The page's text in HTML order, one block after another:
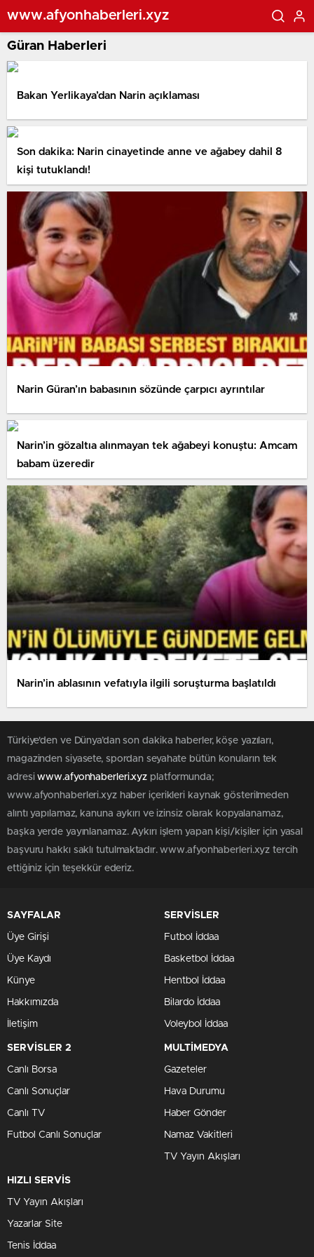
www.afyonhaberleri.xyz
Güran Haberleri
Bakan Yerlikaya’dan Narin açıklaması
Son dakika: Narin cinayetinde anne ve ağabey dahil 8
kişi tutuklandı!
Narin Güran’ın babasının sözünde çarpıcı ayrıntılar
Narin’in gözaltıa alınmayan tek ağabeyi konuştu: Amcam
babam üzeredir
Narin’in ablasının vefatıyla ilgili soruşturma başlatıldı
Türkiye'den ve Dünya’dan son dakika haberler, köşe yazıları,
magazinden siyasete, spordan seyahate bütün konuların tek
adresiwww.afyonhaberleri.xyz platformunda;
www.afyonhaberleri.xyz haber içerikleri kaynak gösterilmeden
alıntı yapılamaz, kanuna aykırı ve izinsiz olarak kopyalanamaz,
başka yerde yayınlanamaz. Aykırı işlem yapan kişi/kişiler için yasal
başvuru hakkı saklı tutulmaktadır. www.afyonhaberleri.xyz tercih
ettiğiniz için teşekkür ederiz.
SAYFALAR
Üye Girişi
Üye Kaydı
Künye
Hakkımızda
İletişim
SERVİSLER
Futbol İddaa
Basketbol İddaa
Hentbol İddaa
Bilardo İddaa
Voleybol İddaa
SERVİSLER 2
Canlı Borsa
Canlı Sonuçlar
Canlı TV
Futbol Canlı Sonuçlar
MULTİMEDYA
Gazeteler
Hava Durumu
Haber Gönder
Namaz Vakitleri
TV Yayın Akışları
HIZLI SERVİS
TV Yayın Akışları
Yazarlar Site
Tenis İddaa